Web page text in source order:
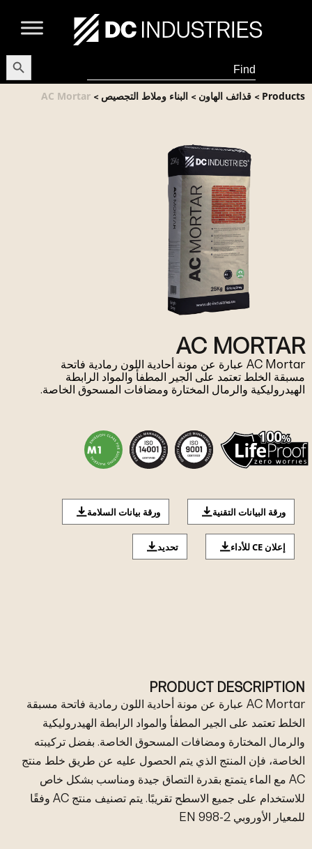
Search
for:
Button
Products
> قذائف الهاون> البناء وملاط التجصيص>
AC Mortar
AC MORTAR
AC Mortar عبارة عن مونة أحادية اللون رمادية فاتحة
مسبقة الخلط تعتمد على الجير المطفأ والمواد الرابطة
الهيدروليكية والرمال المختارة ومضافات المسحوق الخاصة.
ورقة البيانات التقنية ورقة بيانات السلامة
إعلان CE للأداء تحديد
PRODUCT DESCRIPTION
AC Mortar عبارة عن مونة أحادية اللون رمادية فاتحة مسبقة
الخلط تعتمد على الجير المطفأ والمواد الرابطة الهيدروليكية
والرمال المختارة ومضافات المسحوق الخاصة. بفضل تركيبته
الخاصة، فإن المنتج الذي يتم الحصول عليه عن طريق خلط منتج
AC مع الماء يتمتع بقدرة التصاق جيدة ومناسب بشكل خاص
للاستخدام على جميع الاسطح تقريبًا. يتم تصنيف منتج AC وفقًا
للمعيار الأوروبي EN 998-2